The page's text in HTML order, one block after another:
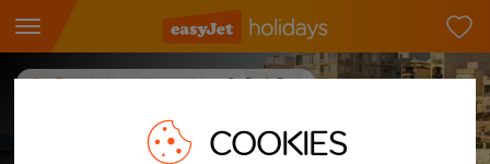
Reiseziel-Hub Malta Malta St. Pauls Bay
Urlaub in St Pauls Bay
COOKIES